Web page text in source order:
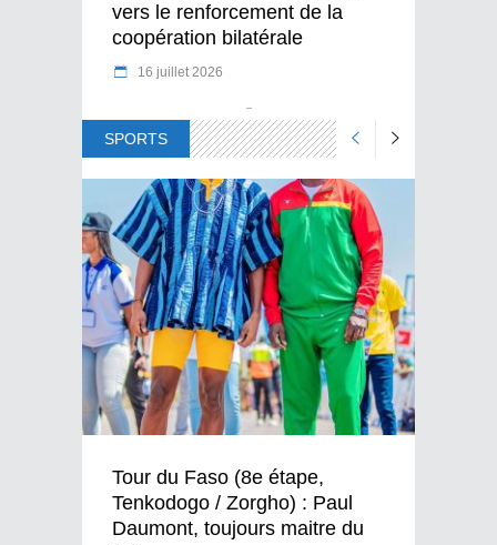
vers le renforcement de la
coopération bilatérale
16 juillet 2026
SPORTS
Tour du Faso (8e étape,
Tenkodogo / Zorgho) : Paul
Daumont, toujours maitre du